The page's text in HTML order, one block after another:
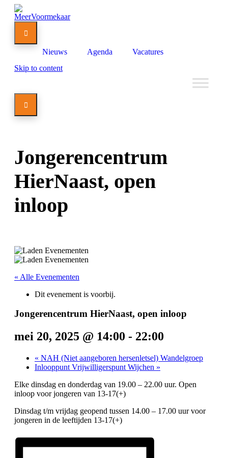

Nieuws Agenda
Vacatures
Skip to content

Jongerencentrum
HierNaast, open
inloop
« Alle Evenementen
Dit evenement is voorbij.
Jongerencentrum HierNaast, open inloop
mei 20, 2025 @ 14:00 - 22:00
« NAH (Niet aangeboren hersenletsel) Wandelgroep
Inlooppunt Vrijwilligerspunt Wijchen »
Elke dinsdag en donderdag van 19.00 – 22.00 uur. Open
inloop voor jongeren van 13-17(+)
Dinsdag t/m vrijdag geopend tussen 14.00 – 17.00 uur voor
jongeren in de leeftijden 13-17(+)